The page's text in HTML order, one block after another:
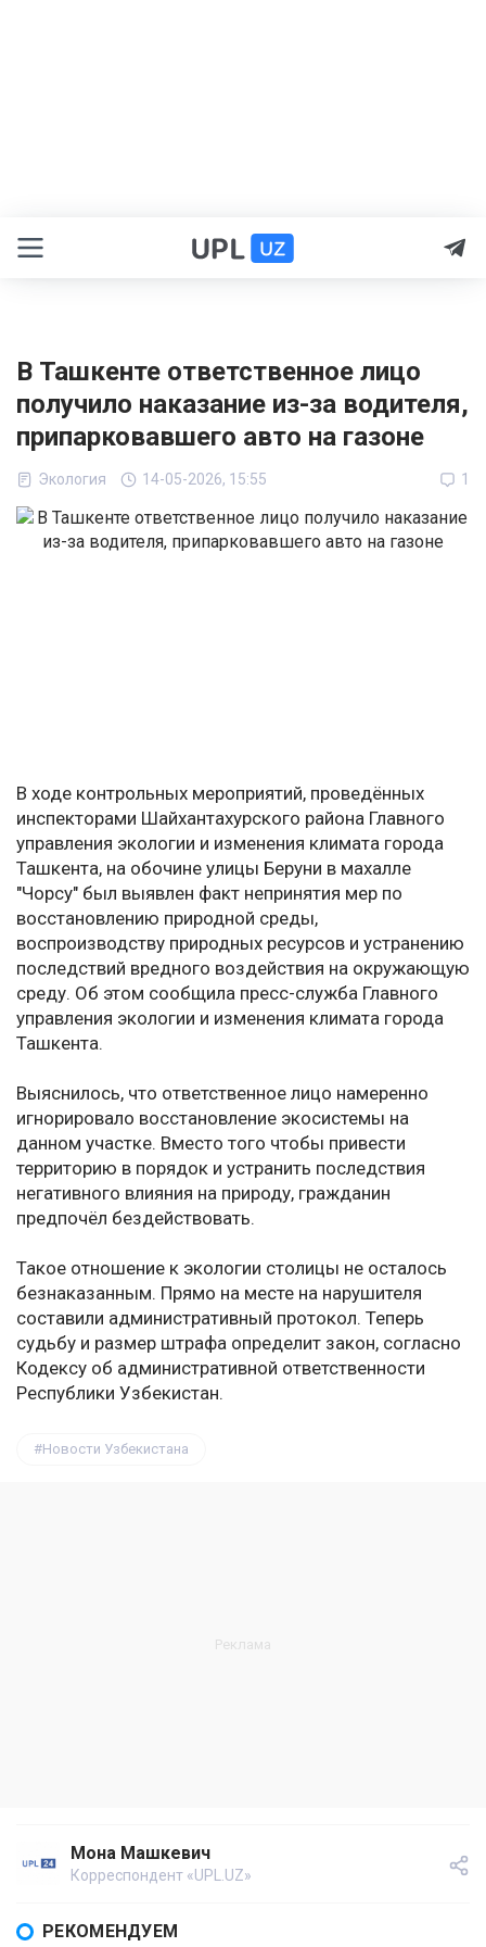
В Ташкенте ответственное лицо
получило наказание из-за водителя,
припарковавшего авто на газоне
Экология 14-05-2026, 15:55 1
В ходе контрольных мероприятий, проведённых
инспекторами Шайхантахурского района Главного
управления экологии и изменения климата города
Ташкента, на обочине улицы Беруни в махалле
"Чорсу" был выявлен факт непринятия мер по
восстановлению природной среды,
воспроизводству природных ресурсов и устранению
последствий вредного воздействия на окружающую
среду. Об этом сообщила пресс-служба Главного
управления экологии и изменения климата города
Ташкента.
Выяснилось, что ответственное лицо намеренно
игнорировало восстановление экосистемы на
данном участке. Вместо того чтобы привести
территорию в порядок и устранить последствия
негативного влияния на природу, гражданин
предпочёл бездействовать.
Такое отношение к экологии столицы не осталось
безнаказанным. Прямо на месте на нарушителя
составили административный протокол. Теперь
судьбу и размер штрафа определит закон, согласно
Кодексу об административной ответственности
Республики Узбекистан.
Новости Узбекистана
Мона Машкевич
Корреспондент «UPL.UZ»
РЕКОМЕНДУЕМ